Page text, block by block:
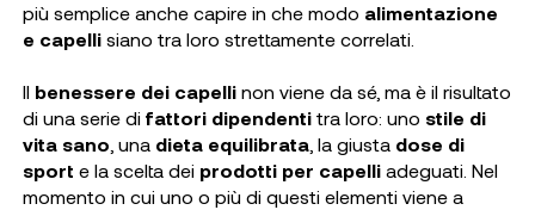
più semplice anche capire in che modo alimentazione
e capellisiano tra loro strettamente correlati.
Il benessere dei capellinon viene da sé, ma è il risultato
di una serie di fattori dipendenti tra loro: uno stile di
vita sano , unadieta equilibrata, la giusta dose di
sport e la scelta dei prodotti per capelliadeguati. Nel
momento in cui uno o più di questi elementi viene a